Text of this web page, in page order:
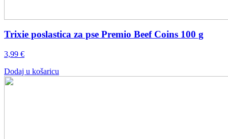
Trixie poslastica za pse Premio Beef Coins 100 g
3,99 €
Dodaj u košaricu